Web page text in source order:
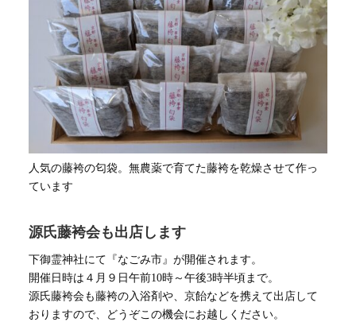
人気の藤袴の匂袋。無農薬で育てた藤袴を乾燥させて作っ
ています
源氏藤袴会も出店します
下御霊神社にて『なごみ市』が開催されます。
開催日時は４月９日午前10時～午後3時半頃まで。
源氏藤袴会も藤袴の入浴剤や、京飴などを携えて出店して
おりますので、どうぞこの機会にお越しください。